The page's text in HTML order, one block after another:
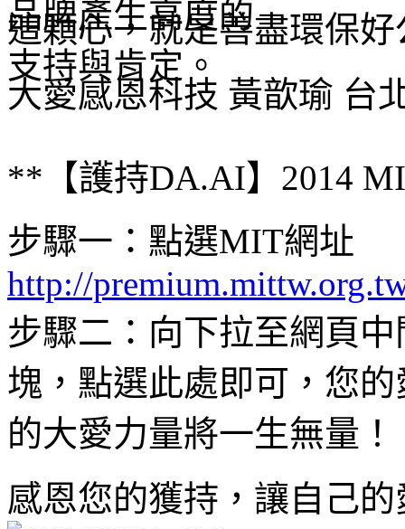
這顆心，就是善盡環保好
大愛感恩科技 黃歆瑜 台
**【護持DA.AI】2014
步驟一：點選MIT網址
http://
步驟二：向下拉至網頁
塊，點選此處即可，您
的大愛力量將一生無量！
感恩您的獲持，讓自己